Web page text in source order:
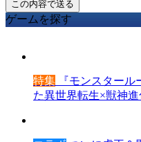
ゲームを探す
特集 『モンスタール
た異世界転生×獣神進